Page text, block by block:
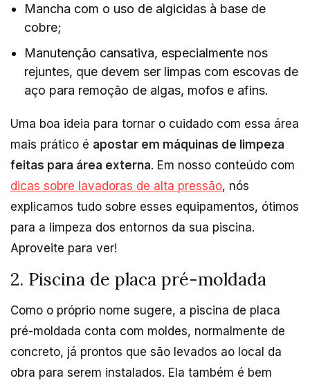
Mancha com o uso de algicidas à base de
cobre;
Manutenção cansativa, especialmente nos
rejuntes, que devem ser limpas com escovas de
aço para remoção de algas, mofos e afins.
Uma boa ideia para tornar o cuidado com essa área
mais prático é apostar em máquinas de limpeza
feitas para área externa. Em nosso conteúdo com
dicas sobre lavadoras de alta pressão, nós
explicamos tudo sobre esses equipamentos, ótimos
para a limpeza dos entornos da sua piscina.
Aproveite para ver!
2. Piscina de placa pré-moldada
Como o próprio nome sugere, a piscina de placa
pré-moldada conta com moldes, normalmente de
concreto, já prontos que são levados ao local da
obra para serem instalados. Ela também é bem